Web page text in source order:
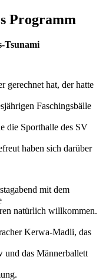
Programm
Tsunami
gerechnet hat, der hatte
Faschingsbälle
die Sporthalle des SV
haben sich darüber
mit dem
natürlich willkommen.
Kerwa-Madli, das
und das Männerballett